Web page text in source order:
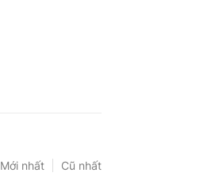
Mới nhất Cũ nhất